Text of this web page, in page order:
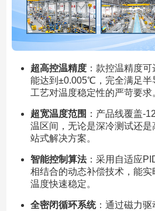
超高控温精度：款控温精度
能达到±0.005℃，完全满足半
工艺对温度稳定性的严苛要求
超宽温度范围 ：产品线覆盖-
温区间，无论是深冷测试还
站式解决方案。
智能控制算法：采用自适应
相结合的动态补偿技术，能
温度快速稳定。
全密闭循环系统：通过磁力驱